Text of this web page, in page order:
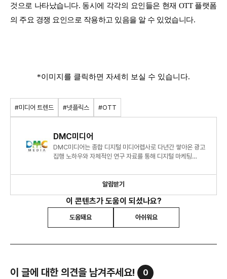
것으로 나타났습니다. 동시에 각각의 요인들은 현재 OTT 플랫폼
의 주요 경쟁 요인으로 작용하고 있음을 알 수 있었습니다.
*이미지를 클릭하면 자세히 보실 수 있습니다.
#미디어 트렌드 #넷플릭스 #OTT
DMC미디어
DMC미디어는 종합 디지털 미디어렙사로 다년간 쌓아온 광고
집행 노하우와 자체적인 연구 자료를 통해 디지털 마케팅
알림받기
이 콘텐츠가 도움이 되셨나요?
도움돼요 아쉬워요
이 글에 대한 의견을 남겨주세요! 0